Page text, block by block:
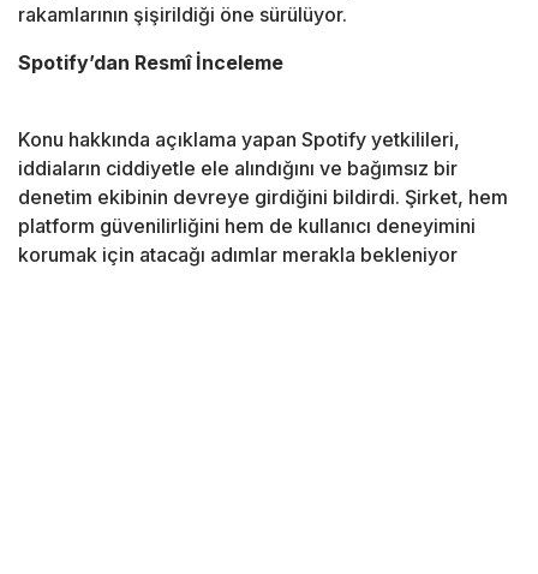
rakamlarının şişirildiği öne sürülüyor.
Spotify’dan Resmî İnceleme
Konu hakkında açıklama yapan Spotify yetkilileri,
iddiaların ciddiyetle ele alındığını ve bağımsız bir
denetim ekibinin devreye girdiğini bildirdi. Şirket, hem
platform güvenilirliğini hem de kullanıcı deneyimini
korumak için atacağı adımlar merakla bekleniyor